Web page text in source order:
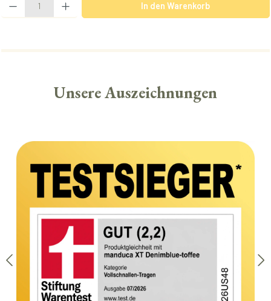
In den Warenkorb
Unsere Auszeichnungen
Bildergalerie überspringen